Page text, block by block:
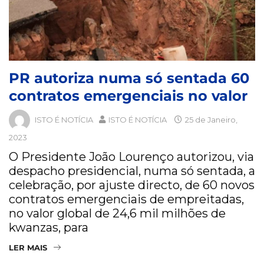
PR autoriza numa só sentada 60
contratos emergenciais no valor
ISTO É NOTÍCIA ISTO É NOTÍCIA
25 de Janeiro,
2023
O Presidente João Lourenço autorizou, via
despacho presidencial, numa só sentada, a
celebração, por ajuste directo, de 60 novos
contratos emergenciais de empreitadas,
no valor global de 24,6 mil milhões de
kwanzas, para
LER MAIS